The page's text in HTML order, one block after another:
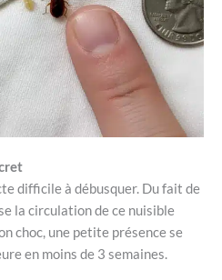
difficile à débusquer. Du fait de
la circulation de ce nuisible
choc, une petite présence se
en moins de 3 semaines.